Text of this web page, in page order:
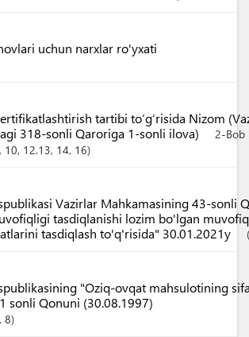
uchun narxlar ro'yxati
tartibi to‘g‘risida Nizom
318-sonli Qaroriga 1-sonli ilova)
2-Bob
, 10, 12.13, 14, 16
Vazirlar Mahkamasining 43-sonli
tasdiqlanishi lozim bo'lgan
tasdiqlash to'q'risida" 30.01.2021y
"Oziq-ovqat mahsulotining
sonli Qonuni (30.08.1997)
, 8